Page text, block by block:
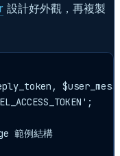
設計好外觀，再複製
範例結構